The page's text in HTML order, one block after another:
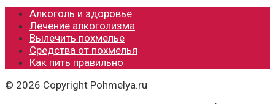
Алкоголь и здоровье
Лечение алкоголизма
Вылечить похмелье
Средства от похмелья
Как пить правильно
© 2026 Copyright Pohmelya.ru